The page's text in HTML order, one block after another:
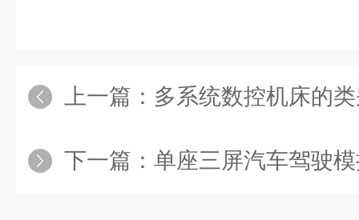
上一篇： 多系统数控机床的
下一篇： 单座三屏汽车驾驶